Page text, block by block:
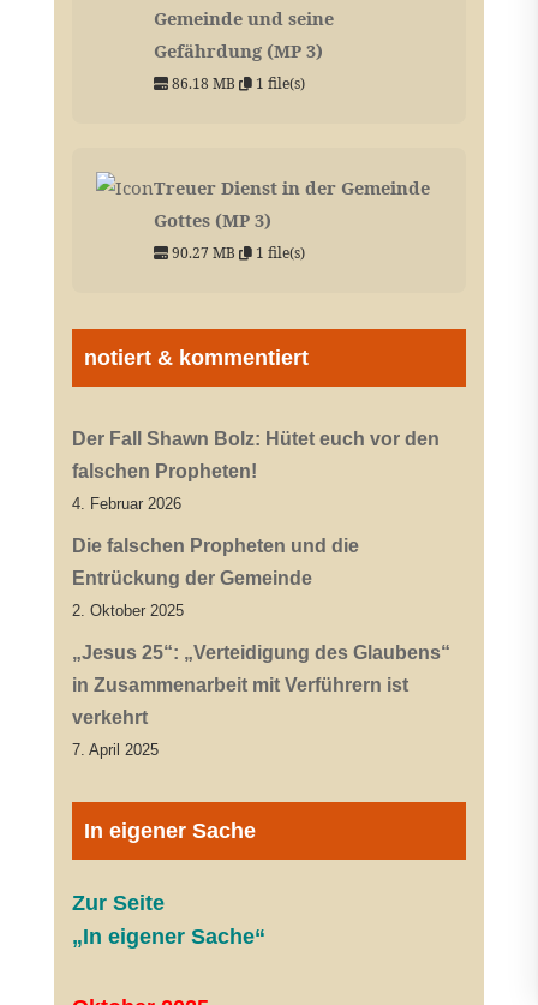
Gemeinde und seine
Gefährdung (MP 3)
86.18 MB 1 file(s)
Treuer Dienst in der Gemeinde
Gottes (MP 3)
90.27 MB 1 file(s)
notiert & kommentiert
Der Fall Shawn Bolz: Hütet euch vor den
falschen Propheten!
4. Februar 2026
Die falschen Propheten und die
Entrückung der Gemeinde
2. Oktober 2025
„Jesus 25“: „Verteidigung des Glaubens“
in Zusammenarbeit mit Verführern ist
verkehrt
7. April 2025
In eigener Sache
Zur Seite
„In eigener Sache“